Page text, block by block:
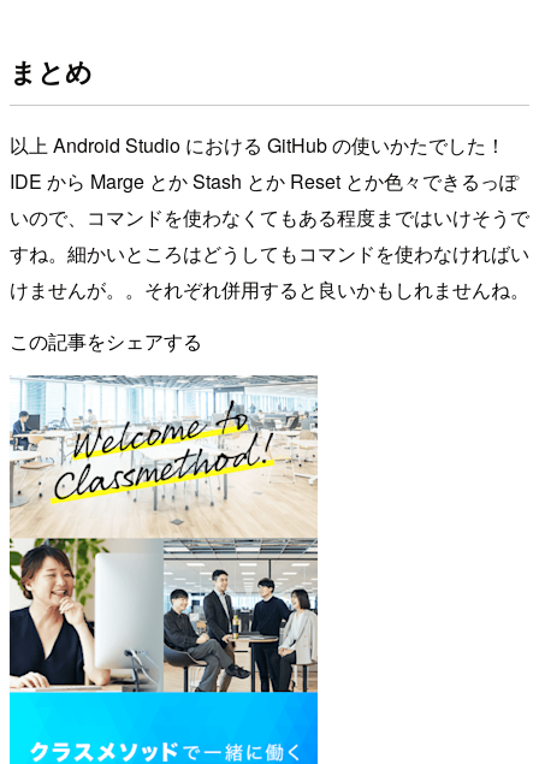
まとめ
以上 Android Studio における GitHub の使いかたでした！
IDE から Marge とか Stash とか Reset とか色々できるっぽ
いので、コマンドを使わなくてもある程度まではいけそうで
すね。細かいところはどうしてもコマンドを使わなければい
けませんが。。それぞれ併用すると良いかもしれませんね。
この記事をシェアする